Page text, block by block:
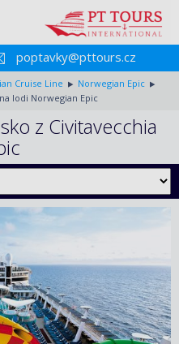
poptavky@pttours.cz
Cruise Line
Norwegian Epic
lodi Norwegian Epic
z Civitavecchia